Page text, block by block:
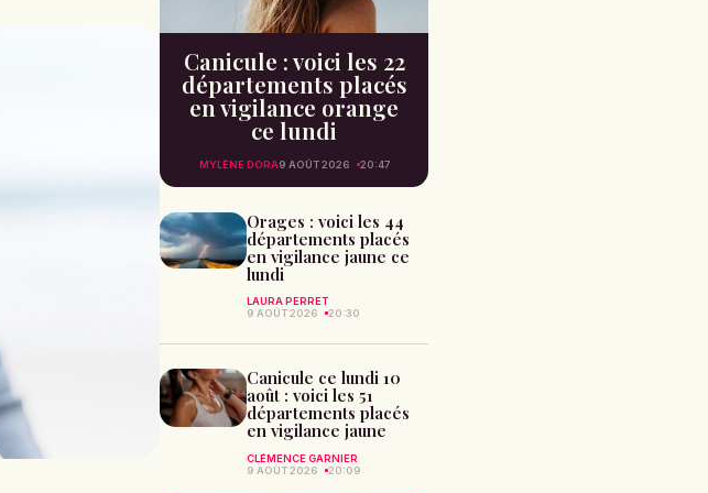
Canicule : voici les 22
départements placés
en vigilance orange
ce lundi
MYLÈNE DORA9 AOÛT 2026 20:47
Orages : voici les 44
départements placés
en vigilance jaune ce
lundi
LAURA PERRET
9 AOÛT 2026
20:30
Canicule ce lundi 10
août : voici les 51
départements placés
en vigilance jaune
CLÉMENCE GARNIER
9 AOÛT 2026
20:09